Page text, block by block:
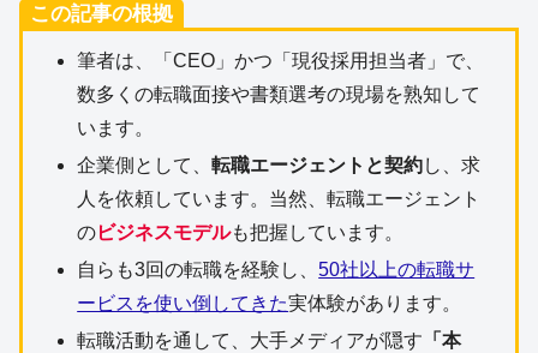
この記事の根拠
筆者は、「CEO」かつ「現役採用担当者」で、
数多くの転職面接や書類選考の現場を熟知して
います。
企業側として、転職エージェントと契約し、求
人を依頼しています。当然、転職エージェント
のビジネスモデルも把握しています。
自らも3回の転職を経験し、50社以上の転職サ
ービスを使い倒してきた実体験があります。
転職活動を通して、大手メディアが隠す 「本